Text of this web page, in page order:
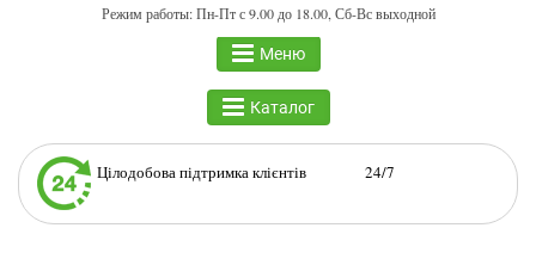
Режим работы: Пн-Пт с 9.00 до 18.00, Сб-Вс выходной
Меню
Каталог
Цілодобова підтримка клієнтів 24/7